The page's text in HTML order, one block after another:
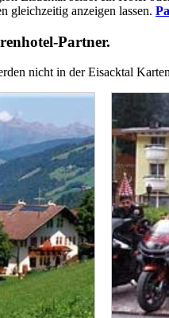
gleichzeitig anzeigen lassen.
Partner.
nicht in der Eisacktal